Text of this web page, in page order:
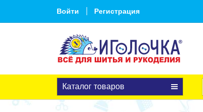
Войти Регистрация
Каталог товаров